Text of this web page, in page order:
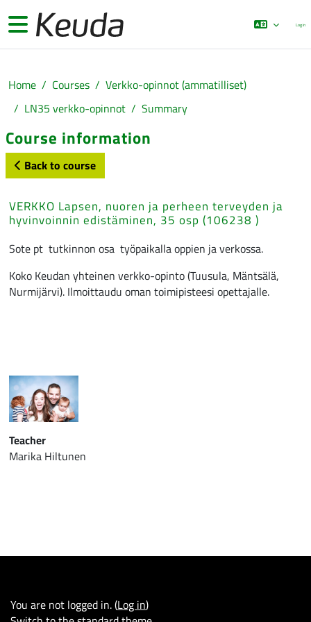
Side panel Log in
Home Courses
Verkko-opinnot (ammatilliset)
LN35 verkko-opinnot
Summary
Course information
Back to course
VERKKO Lapsen, nuoren ja perheen terveyden ja
hyvinvoinnin edistäminen, 35 osp (106238 )
Sote pt tutkinnon osa työpaikalla oppien ja verkossa.
Koko Keudan yhteinen verkko-opinto (Tuusula, Mäntsälä,
Nurmijärvi). Ilmoittaudu oman toimipisteesi opettajalle.
Teacher
Marika Hiltunen
You are not logged in. (Log in)